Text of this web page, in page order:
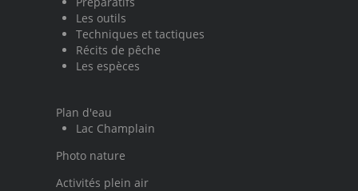
Les outils
Techniques et tactiques
Récits de pêche
Les espèces
Plan d'eau
Lac Champlain
Photo nature
Activités plein air